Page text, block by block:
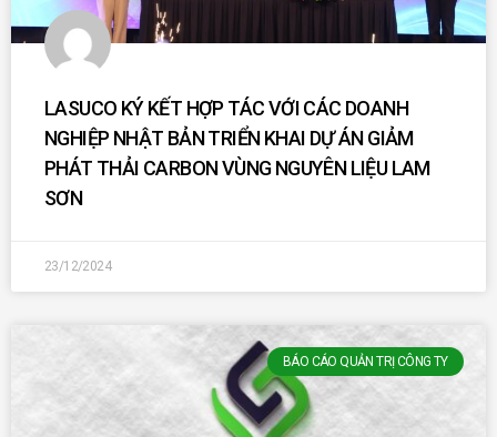
LASUCO KÝ KẾT HỢP TÁC VỚI CÁC DOANH
NGHIỆP NHẬT BẢN TRIỂN KHAI DỰ ÁN GIẢM
PHÁT THẢI CARBON VÙNG NGUYÊN LIỆU LAM
SƠN
23/12/2024
BÁO CÁO QUẢN TRỊ CÔNG TY